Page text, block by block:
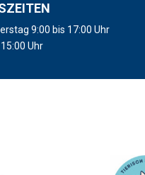
9:00 bis 17:00 Uhr
Uhr